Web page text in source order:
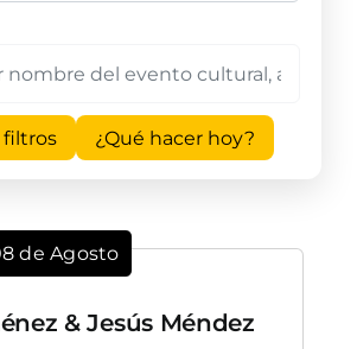
filtros ¿Qué hacer hoy?
de Agosto
& Jesús Méndez